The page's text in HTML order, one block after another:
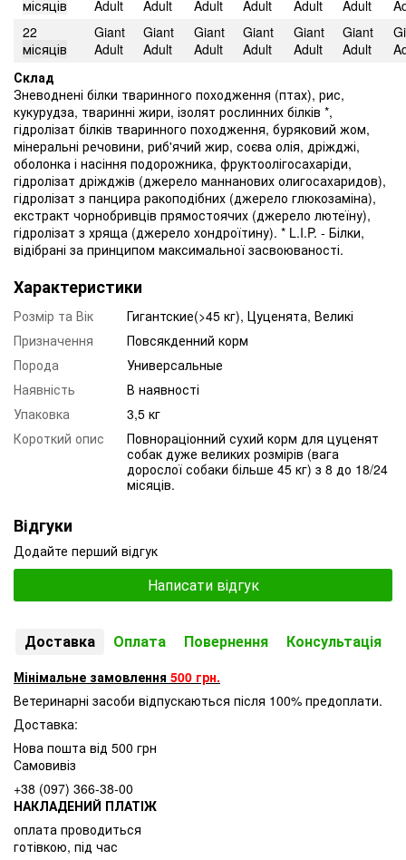
місяців Adult Adult Adult Adult Adult Adult
22
місяців
Giant
Adult
Giant
Adult
Giant
Adult
Giant
Adult
Giant
Adult
Giant
Adult
Склад
Зневоднені білки тваринного походження (птах), рис,
кукурудза, тваринні жири, ізолят рослинних білків *,
гідролізат білків тваринного походження, буряковий жом,
мінеральні речовини, риб'ячий жир, соєва олія, дріжджі,
оболонка і насіння подорожника, фруктоолігосахаріди,
гідролізат дріжджів (джерело мaннанових олигосахаридов),
гідролізат з панцира ракоподібних (джерело глюкозаміна),
екстракт чорнобривців прямостоячих (джерело лютеїну),
гідролізат з хряща (джерело хондроїтину). * L.I.P. - Білки,
відібрані за принципом максимальної засвоюваності.
Характеристики
Розмір та Вік
Гигантские(>45 кг), Цуценята, Великі
Призначення
Повсякденний корм
Порода
Универсальные
Наявність
В наявності
Упаковка
3,5 кг
Короткий опис
Повнораціонний сухий корм для цуценят
собак дуже великих розмірів (вага
дорослої собаки більше 45 кг) з 8 до 18/24
місяців.
Відгуки
Додайте перший відгук
Написати відгук
Доставка Оплата Повернення Консультація
Мінімальне замовлення 500 грн.
Ветеринарні засоби відпускаються після 100% предоплати.
Доставка:
Нова пошта від 500 грн
Самовивіз
+38 (097) 366-38-00
НАКЛАДЕНИЙ ПЛАТІЖ
оплата проводиться
готівкою, під час